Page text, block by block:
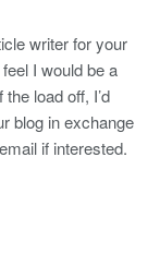
writer for your
I would be a
load off, I’d
blog in exchange
if interested.